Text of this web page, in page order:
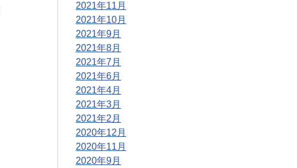
2021年11月
2021年10月
2021年9月
2021年8月
2021年7月
2021年6月
2021年4月
2021年3月
2021年2月
2020年12月
2020年11月
2020年9月